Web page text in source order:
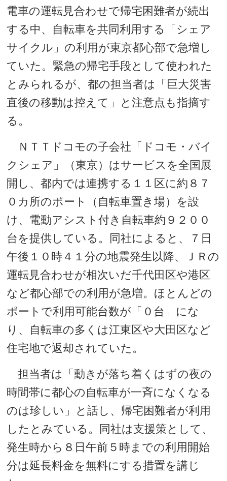
電車の運転見合わせで帰宅困難者が続出
する中、自転車を共同利用する「シェア
サイクル」の利用が東京都心部で急増し
ていた。緊急の帰宅手段として使われた
とみられるが、都の担当者は「巨大災害
直後の移動は控えて」と注意点も指摘す
る。
ＮＴＴドコモの子会社「ドコモ・バイ
クシェア」（東京）はサービスを全国展
開し、都内では連携する１１区に約８７
０カ所のポート（自転車置き場）を設
け、電動アシスト付き自転車約９２００
台を提供している。同社によると、７日
午後１０時４１分の地震発生以降、ＪＲの
運転見合わせが相次いだ千代田区や港区
など都心部での利用が急増。ほとんどの
ポートで利用可能台数が「０台」にな
り、自転車の多くは江東区や大田区など
住宅地で返却されていた。
担当者は「動きが落ち着くはずの夜の
時間帯に都心の自転車が一斉になくなる
のは珍しい」と話し、帰宅困難者が利用
したとみている。同社は支援策として、
発生時から８日午前５時までの利用開始
分は延長料金を無料にする措置を講じ